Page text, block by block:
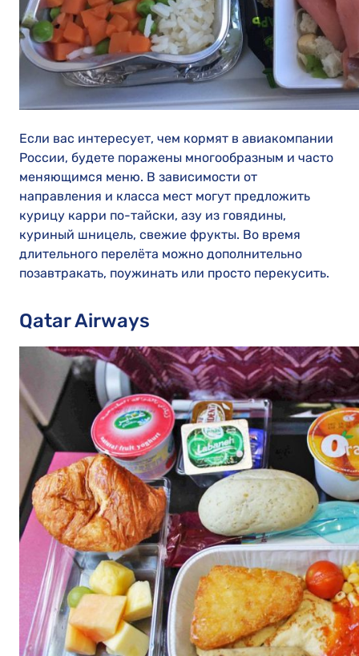
Если вас интересует, чем кормят в авиакомпании
России, будете поражены многообразным и часто
меняющимся меню. В зависимости от
направления и класса мест могут предложить
курицу карри по-тайски, азу из говядины,
куриный шницель, свежие фрукты. Во время
длительного перелёта можно дополнительно
позавтракать, поужинать или просто перекусить.
Qatar Airways